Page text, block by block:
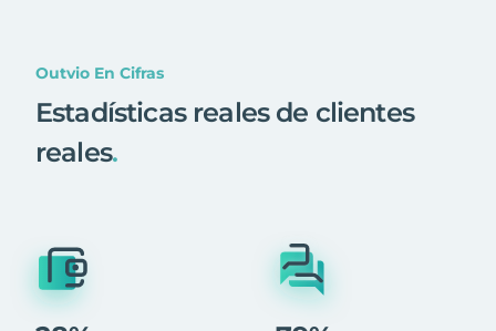
Outvio En Cifras
Estadísticas reales de clientes
reales.